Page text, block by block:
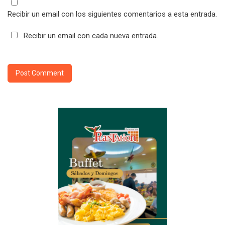
Recibir un email con los siguientes comentarios a esta entrada.
Recibir un email con cada nueva entrada.